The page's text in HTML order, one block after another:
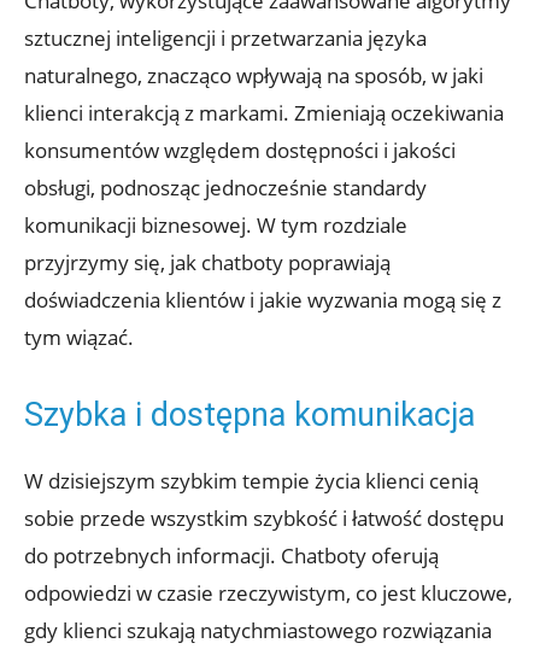
sztucznej inteligencji i przetwarzania języka
naturalnego, znacząco wpływają na sposób, w jaki
klienci interakcją z markami. Zmieniają oczekiwania
konsumentów względem dostępności i jakości
obsługi, podnosząc jednocześnie standardy
komunikacji biznesowej. W tym rozdziale
przyjrzymy się, jak chatboty poprawiają
doświadczenia klientów i jakie wyzwania mogą się z
tym wiązać.
Szybka i dostępna komunikacja
W dzisiejszym szybkim tempie życia klienci cenią
sobie przede wszystkim szybkość i łatwość dostępu
do potrzebnych informacji. Chatboty oferują
odpowiedzi w czasie rzeczywistym, co jest kluczowe,
gdy klienci szukają natychmiastowego rozwiązania